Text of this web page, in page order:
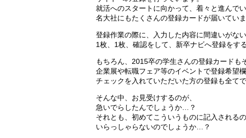
就活へのスタートに向かって、着々と進んでい
名大社にもたくさんの登録カードが届いてい
登録作業の際に、入力した内容に間違いがな
1枚、1枚、確認をして、新卒ナビへ登録をす
もちろん、2015卒の学生さんの登録カードも
企業展や転職フェア等のイベントで登録希望
チェックを入れていただいた方の登録も全てで
そんな中、お見受けするのが、
急いでらしたんでしょうか…？
それとも、初めてこういうものに記入される
いらっしゃらないのでしょうか…？